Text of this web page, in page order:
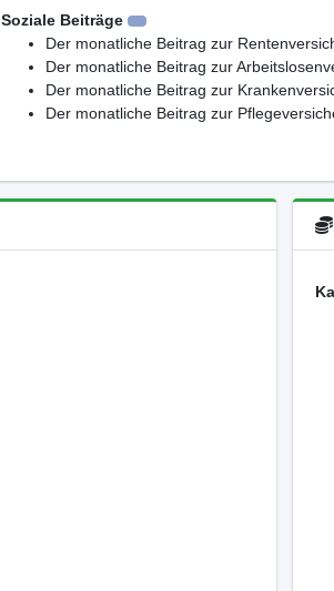
Soziale Beiträge
Der monatliche Beitrag zur
Der monatliche Beitrag zur
Der monatliche Beitrag zur
Der monatliche Beitrag zur